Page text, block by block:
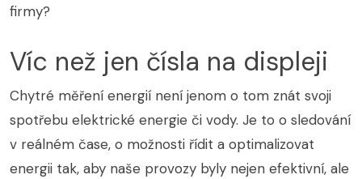
firmy?
Víc než jen čísla na displeji
Chytré měření energií není jenom o tom znát svoji
spotřebu elektrické energie či vody. Je to o sledování
v reálném čase, o možnosti řídit a optimalizovat
energii tak, aby naše provozy byly nejen efektivní, ale